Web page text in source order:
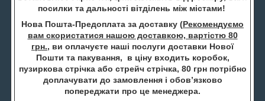
посилки та дальності вітділень між містами!
Нова Пошта-Предоплата за доставку (Рекомендуємо
вам скористатися нашою доставкою, вартістю 80
грн., ви оплачуєте наші послуги доставки Нової
Пошти та пакування, в ціну входить коробок,
пузиркова стрічка або стрейч стрічка, 80 грн потрібно
доплачувати до замовлення і обов’язково
попереджати про це менеджера.